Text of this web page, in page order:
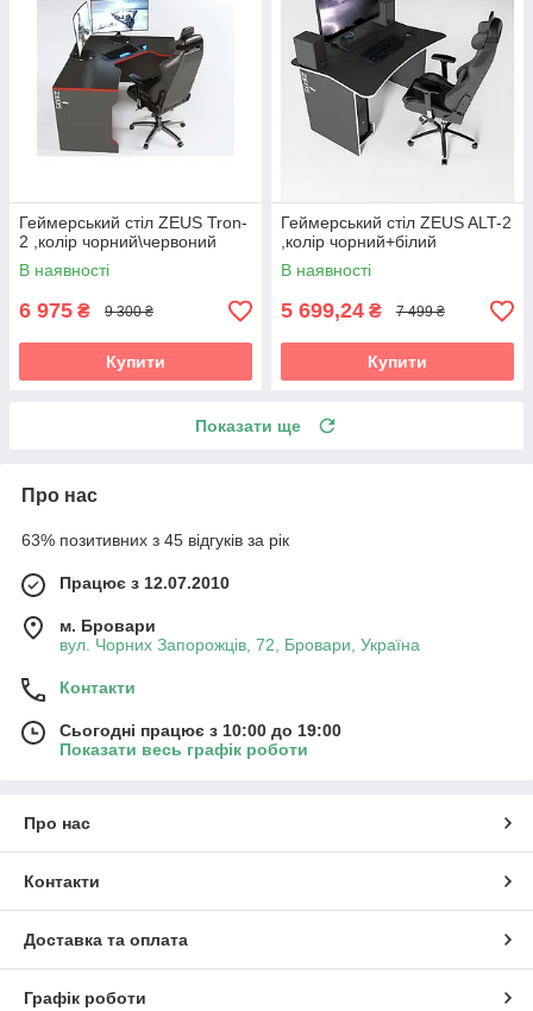
Геймерський стіл ZEUS Tron-
2 ,колір чорний\червоний
В наявності
6 975 ₴ 9 300 ₴
Купити
Геймерський стіл ZEUS ALT-2
,колір чорний+білий
В наявності
5 699,24 ₴ 7 499 ₴
Купити
Показати ще
Про нас
63% позитивних з 45 відгуків за рік
Працює з 12.07.2010
м. Бровари
вул. Чорних Запорожців, 72, Бровари, Україна
Контакти
Сьогодні працює з 10:00 до 19:00
Показати весь графік роботи
Про нас
Контакти
Доставка та оплата
Графік роботи